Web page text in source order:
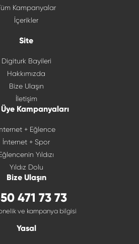
Kampanyalar
İçerikler
Site
Digiturk Bayileri
Hakkımızda
Bize Ulaşın
İletişim
Kampanyaları
+ Eğlence
İnternet + Spor
Yıldızı
Yıldız Dolu
Bize Ulaşın
471 73 73
ve kampanya bilgisi
Yasal